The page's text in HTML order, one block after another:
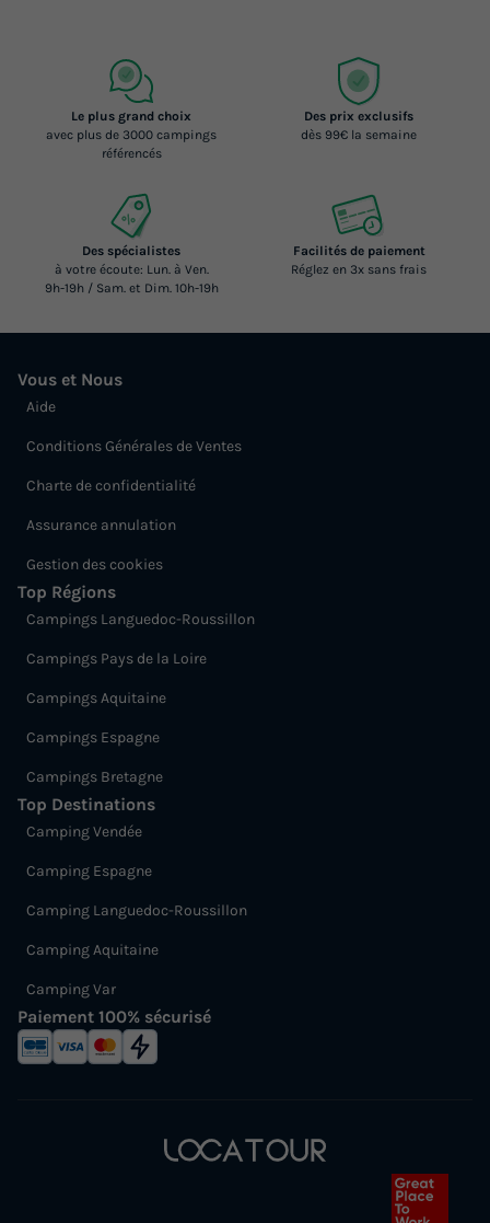
Le plus grand choix
avec plus de 3000 campings
référencés
Des prix exclusifs
dès 99€ la semaine
Des spécialistes
à votre écoute: Lun. à Ven.
9h-19h / Sam. et Dim. 10h-19h
Facilités de paiement
Réglez en 3x sans frais
Vous et Nous
Aide
Conditions Générales de Ventes
Charte de confidentialité
Assurance annulation
Gestion des cookies
Top Régions
Campings Languedoc-Roussillon
Campings Pays de la Loire
Campings Aquitaine
Campings Espagne
Campings Bretagne
Top Destinations
Camping Vendée
Camping Espagne
Camping Languedoc-Roussillon
Camping Aquitaine
Camping Var
Paiement 100% sécurisé